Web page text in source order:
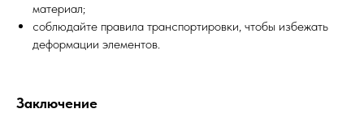
материал;
соблюдайте правила транспортировки, чтобы избежать
деформации элементов.
Заключение